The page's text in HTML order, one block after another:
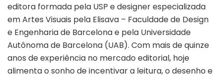
editora formada pela USP e designer especializada
em Artes Visuais pela Elisava – Faculdade de Design
e Engenharia de Barcelona e pela Universidade
Autônoma de Barcelona (UAB). Com mais de quinze
anos de experiência no mercado editorial, hoje
alimenta o sonho de incentivar a leitura, o desenho e